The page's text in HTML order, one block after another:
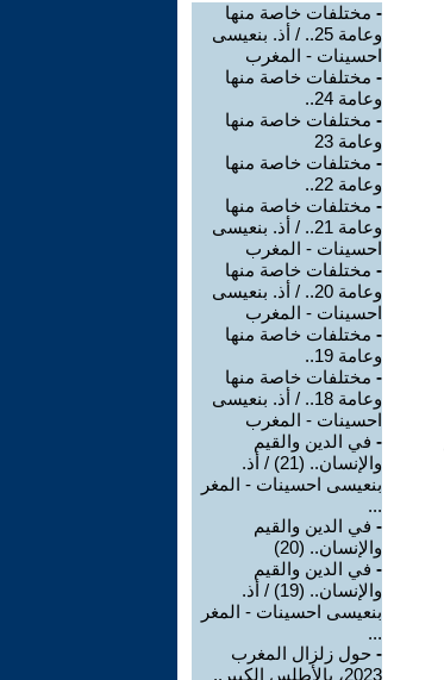
- مختلفات خاصة منها
وعامة 25.. / أذ. بنعيسى
احسينات - المغرب
- مختلفات خاصة منها
وعامة 24..
- مختلفات خاصة منها
وعامة 23
- مختلفات خاصة منها
وعامة 22..
- مختلفات خاصة منها
وعامة 21.. / أذ. بنعيسى
احسينات - المغرب
- مختلفات خاصة منها
وعامة 20.. / أذ. بنعيسى
احسينات - المغرب
- مختلفات خاصة منها
وعامة 19..
- مختلفات خاصة منها
وعامة 18.. / أذ. بنعيسى
احسينات - المغرب
- في الدين والقيم
والإنسان.. (21) / أذ.
بنعيسى احسينات - المغر
...
- في الدين والقيم
والإنسان.. (20)
- في الدين والقيم
والإنسان.. (19) / أذ.
بنعيسى احسينات - المغر
...
- حول زلزال المغرب
2023، بالأطلس الكبير..